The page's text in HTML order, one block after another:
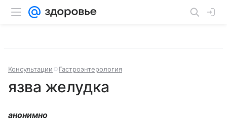
Консультации Гастроэнтерология
язва желудка
анонимно